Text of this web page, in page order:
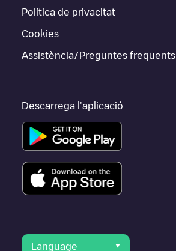
Política de privacitat
Cookies
Assistència/Preguntes freqüents
Descarrega l'aplicació
Language